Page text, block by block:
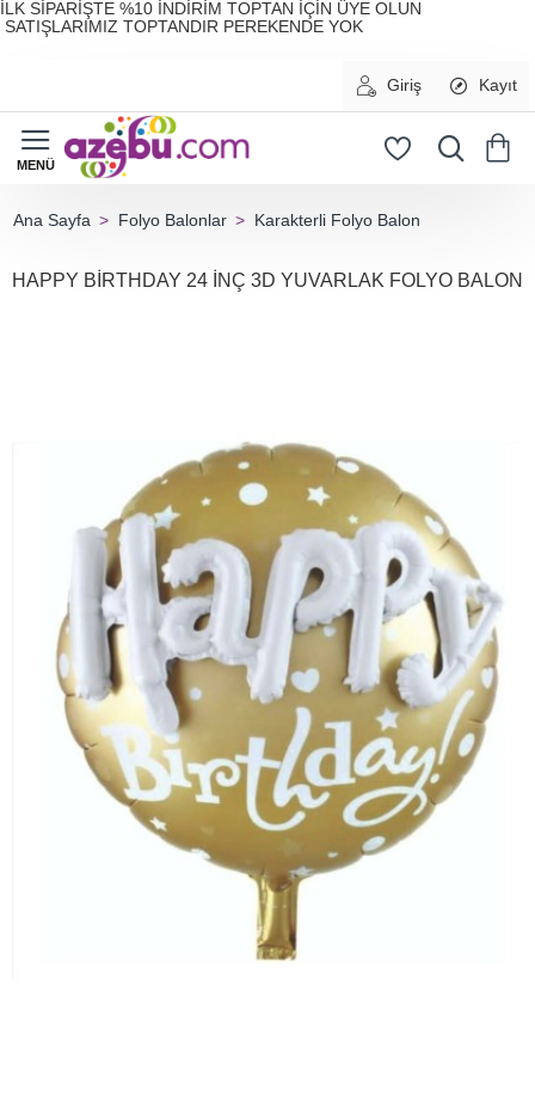
İLK SİPARİŞTE %10 İNDİRİM TOPTAN İÇİN ÜYE OLUN
SATIŞLARIMIZ TOPTANDIR PEREKENDE YOK
Giriş Kayıt
Folyo Balonlar Karakterli Folyo Balon
HAPPY BİRTHDAY 24 İNÇ 3D YUVARLAK FOLYO BALON